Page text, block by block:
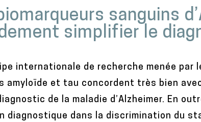
sanguins
simplifier le
internationale de recherche menée par
amyloïde et tau concordent très bien
de la maladie d’Alzheimer. En
diagnostique dans la discrimination du